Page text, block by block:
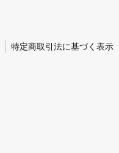
特定商取引法に基づく表示